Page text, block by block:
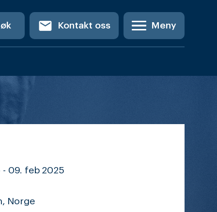
email Kontakt oss Meny
- 09. feb 2025
Norge